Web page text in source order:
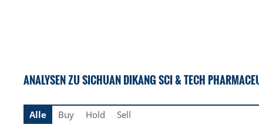
ANALYSEN ZU SICHUAN DIKANG SCI & TECH
Alle
Buy Hold Sell